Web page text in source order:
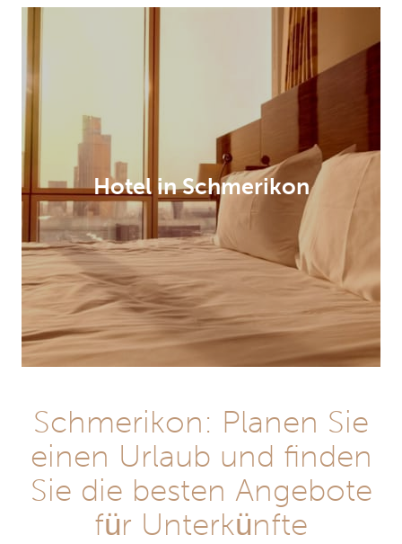
Hotel in Schmerikon
Schmerikon: Planen Sie
einen Urlaub und finden
Sie die besten Angebote
für Unterkünfte